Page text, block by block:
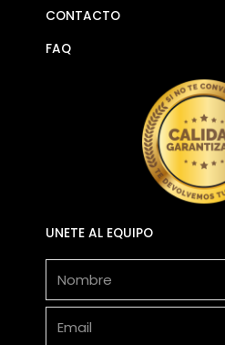
CONTACTO
FAQ
UNETE AL EQUIPO